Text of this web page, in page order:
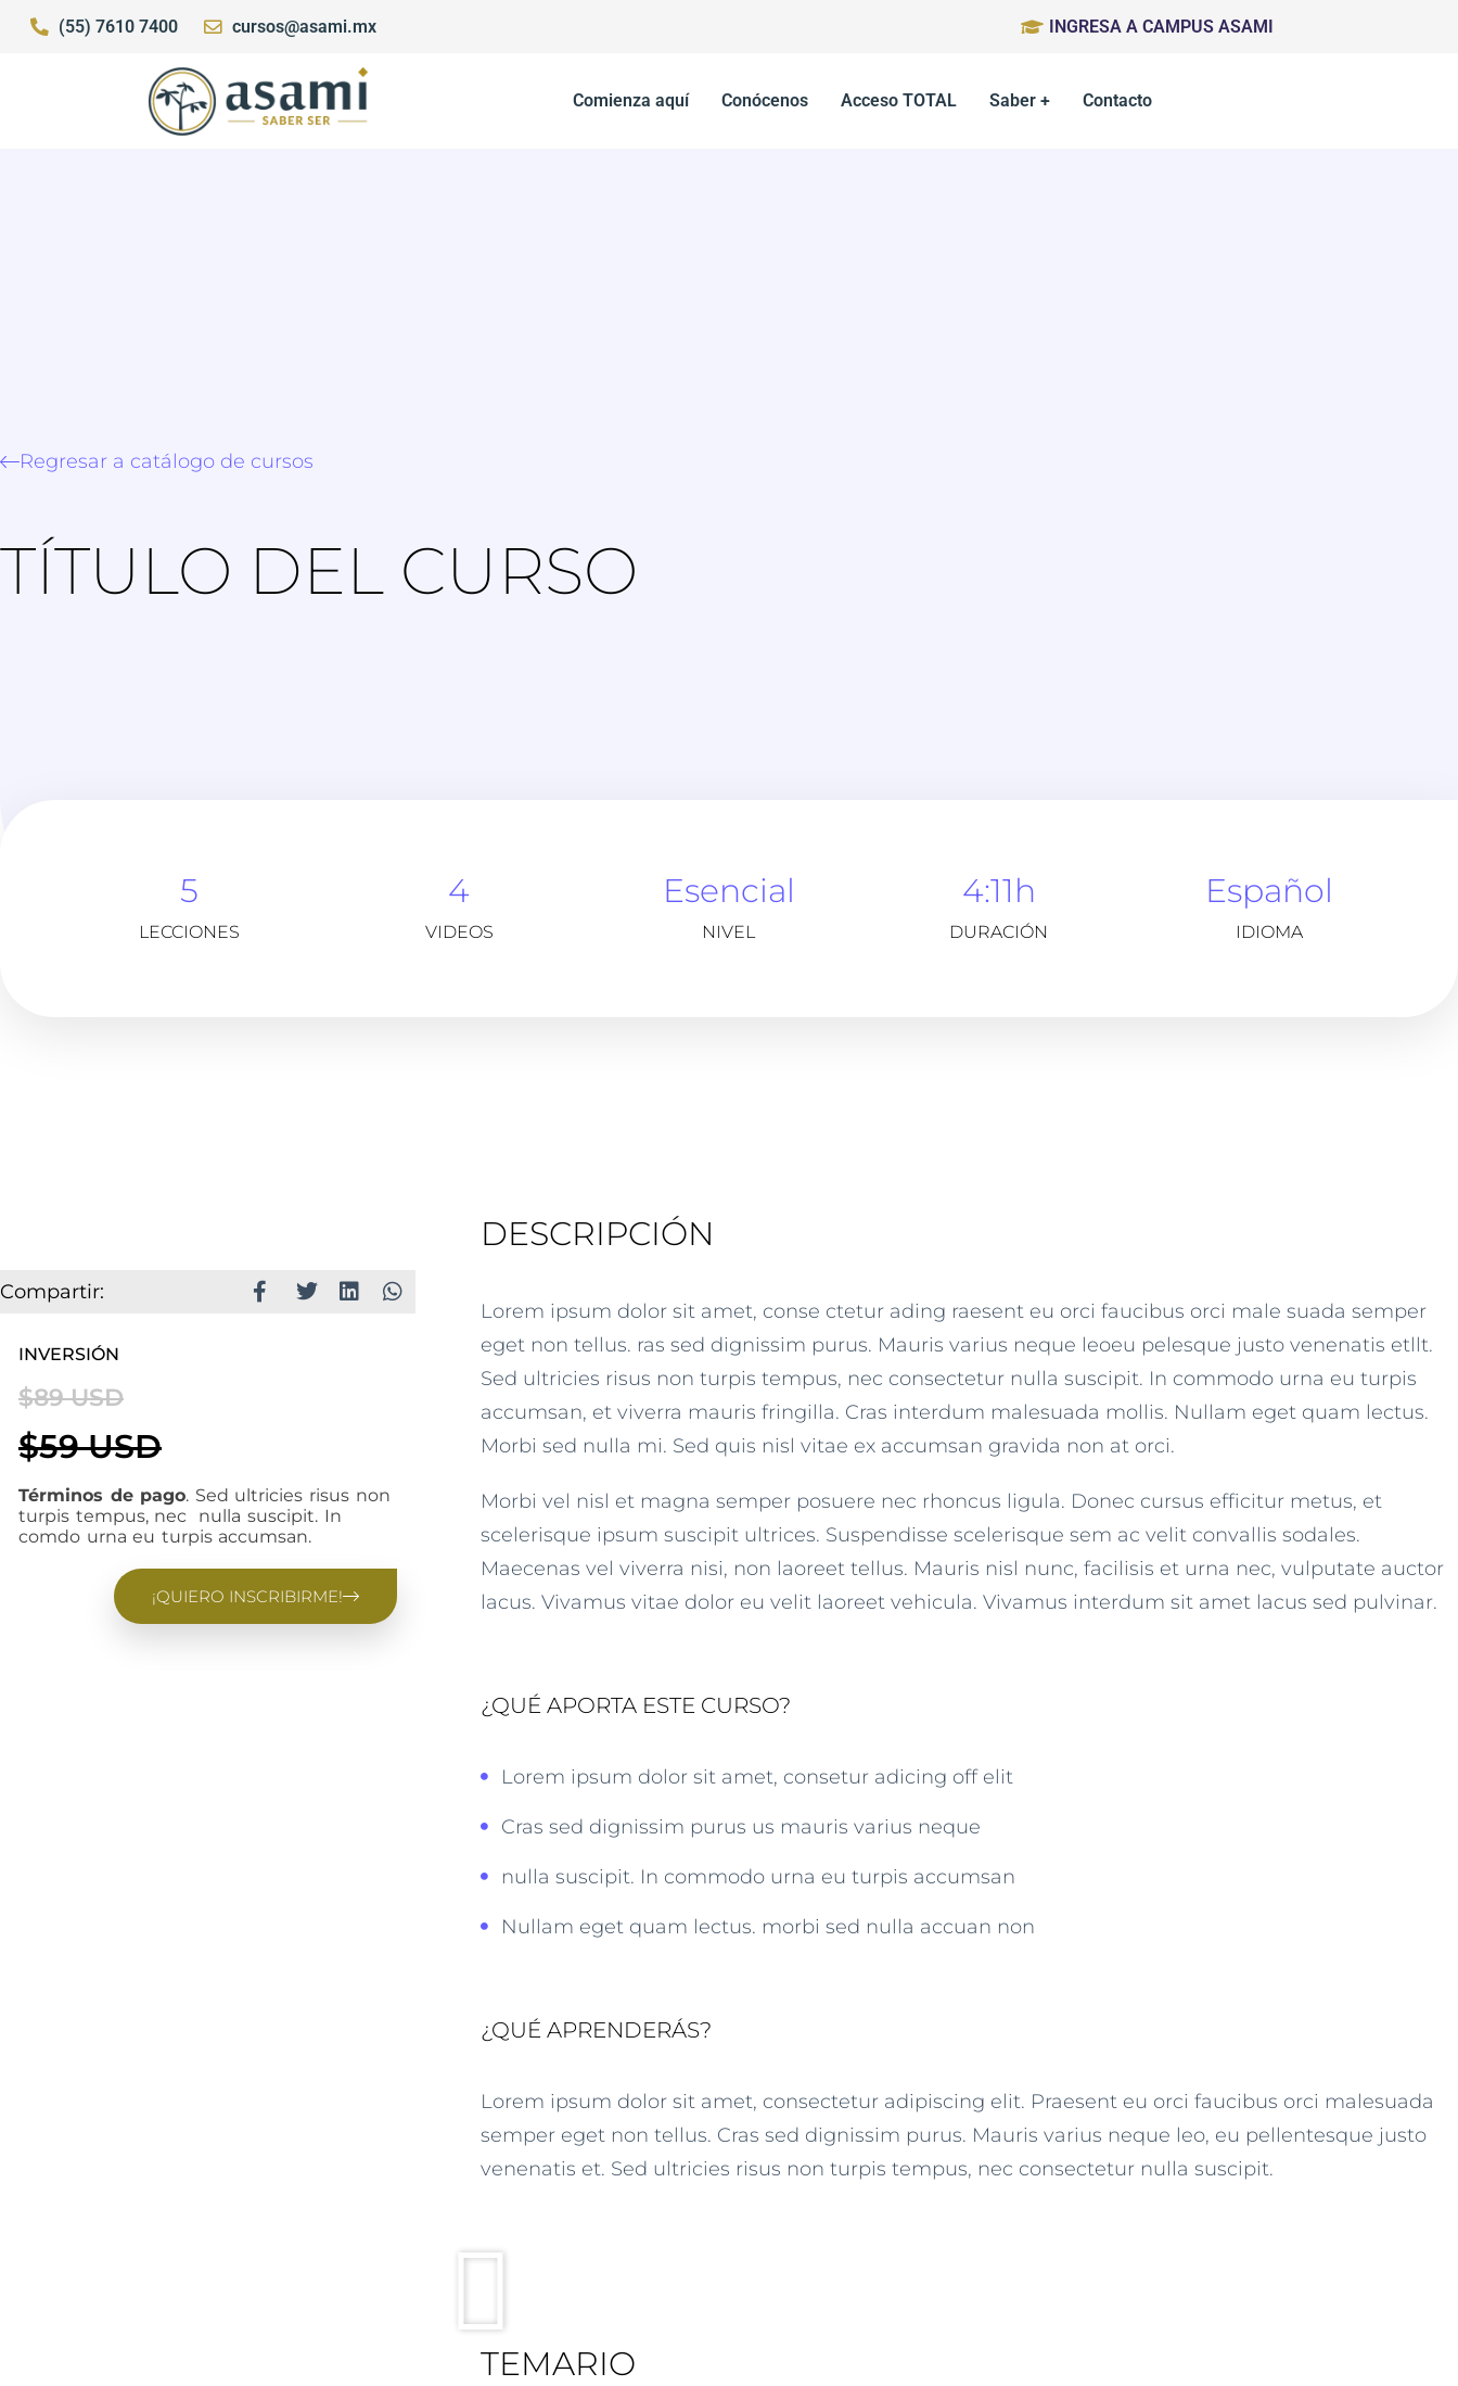
(55) 7610 7400 cursos@asami.mx INGRESA A CAMPUS ASAMI
Comienza aquí Conócenos Acceso TOTAL Saber + Contacto
Regresar a catálogo de cursos
TÍTULO DEL CURSO
5
LECCIONES
4
VIDEOS
Esencial
NIVEL
4:11h
DURACIÓN
Español
IDIOMA
Compartir:
INVERSIÓN
$89 USD
$59 USD
Términos de pago. Sed ultricies risus non
turpis tempus, nec nulla suscipit. In
comdo urna eu turpis accumsan.
¡QUIERO INSCRIBIRME!
DESCRIPCIÓN
Lorem ipsum dolor sit amet, conse ctetur ading raesent eu orci faucibus orci male suada semper
eget non tellus. ras sed dignissim purus. Mauris varius neque leoeu pelesque justo venenatis etllt.
Sed ultricies risus non turpis tempus, nec consectetur nulla suscipit. In commodo urna eu turpis
accumsan, et viverra mauris fringilla. Cras interdum malesuada mollis. Nullam eget quam lectus.
Morbi sed nulla mi. Sed quis nisl vitae ex accumsan gravida non at orci.
Morbi vel nisl et magna semper posuere nec rhoncus ligula. Donec cursus efficitur metus, et
scelerisque ipsum suscipit ultrices. Suspendisse scelerisque sem ac velit convallis sodales.
Maecenas vel viverra nisi, non laoreet tellus. Mauris nisl nunc, facilisis et urna nec, vulputate auctor
lacus. Vivamus vitae dolor eu velit laoreet vehicula. Vivamus interdum sit amet lacus sed pulvinar.
¿QUÉ APORTA ESTE CURSO?
Lorem ipsum dolor sit amet, consetur adicing off elit
Cras sed dignissim purus us mauris varius neque
nulla suscipit. In commodo urna eu turpis accumsan
Nullam eget quam lectus. morbi sed nulla accuan non
¿QUÉ APRENDERÁS?
Lorem ipsum dolor sit amet, consectetur adipiscing elit. Praesent eu orci faucibus orci malesuada
semper eget non tellus. Cras sed dignissim purus. Mauris varius neque leo, eu pellentesque justo
venenatis et. Sed ultricies risus non turpis tempus, nec consectetur nulla suscipit.
TEMARIO